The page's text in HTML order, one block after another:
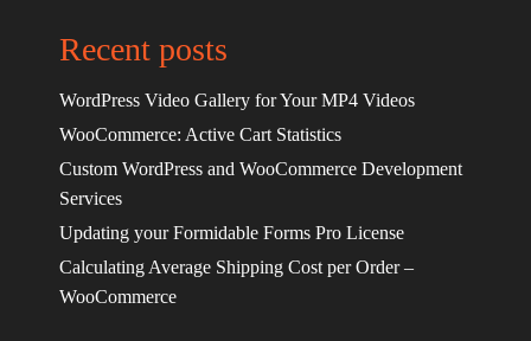
Recent posts
WordPress Video Gallery for Your MP4 Videos
WooCommerce: Active Cart Statistics
Custom WordPress and WooCommerce Development
Services
Updating your Formidable Forms Pro License
Calculating Average Shipping Cost per Order –
WooCommerce